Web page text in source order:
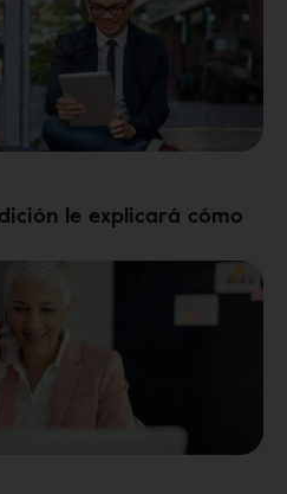
le explicará cómo